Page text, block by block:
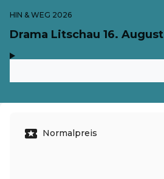
HIN & WEG 2026
Drama Litschau 16. August
Normalpreis